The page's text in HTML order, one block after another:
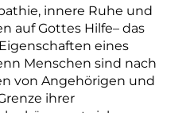
innere Ruhe und
auf Gottes Hilfe– das
eines
Menschen sind nach
von Angehörigen und
ihrer